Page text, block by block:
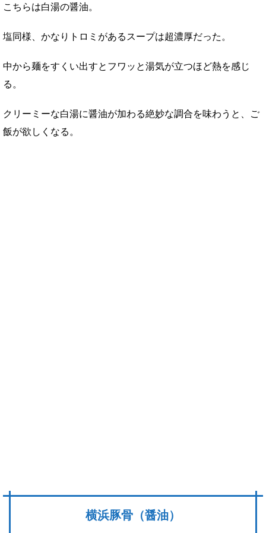
こちらは白湯の醤油。
塩同様、かなりトロミがあるスープは超濃厚だった。
中から麺をすくい出すとフワッと湯気が立つほど熱を感じ
る。
クリーミーな白湯に醤油が加わる絶妙な調合を味わうと、ご
飯が欲しくなる。
横浜豚骨（醤油）